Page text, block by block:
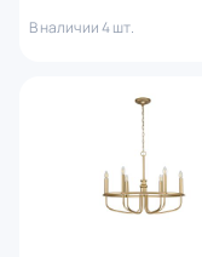
В наличии 4 шт.